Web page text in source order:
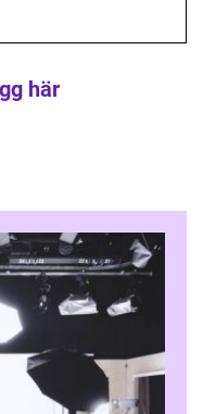
här